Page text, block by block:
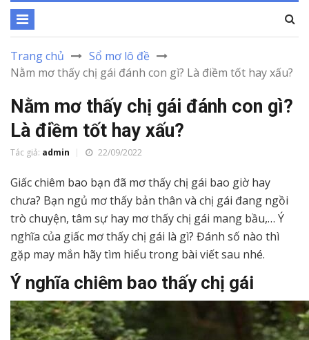
Trang chủ
Sổ mơ lô đề
Nằm mơ thấy chị gái đánh con gì? Là điềm tốt hay xấu?
Nằm mơ thấy chị gái đánh con gì?
Là điềm tốt hay xấu?
Tác giả: admin 22/09/2022
Giấc chiêm bao bạn đã mơ thấy chị gái bao giờ hay
chưa? Bạn ngủ mơ thấy bản thân và chị gái đang ngồi
trò chuyện, tâm sự hay mơ thấy chị gái mang bầu,… Ý
nghĩa của giấc mơ thấy chị gái là gì? Đánh số nào thì
gặp may mắn hãy tìm hiểu trong bài viết sau nhé.
Ý nghĩa chiêm bao thấy chị gái